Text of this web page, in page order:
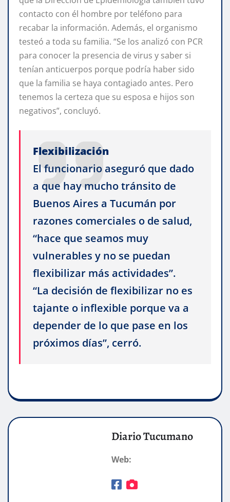
contacto con él hombre por teléfono para
recabar la información. Además, el organismo
testeó a toda su familia. “Se los analizó con PCR
para conocer la presencia de virus y saber si
tenían anticuerpos porque podría haber sido
que la familia se haya contagiado antes. Pero
tenemos la certeza que su esposa e hijos son
negativos”, concluyó.
Flexibilización
El funcionario aseguró que dado
a que hay mucho tránsito de
Buenos Aires a Tucumán por
razones comerciales o de salud,
“hace que seamos muy
vulnerables y no se puedan
flexibilizar más actividades”.
“La decisión de flexibilizar no es
tajante o inflexible porque va a
depender de lo que pase en los
próximos días”, cerró.
Diario Tucumano
Web: